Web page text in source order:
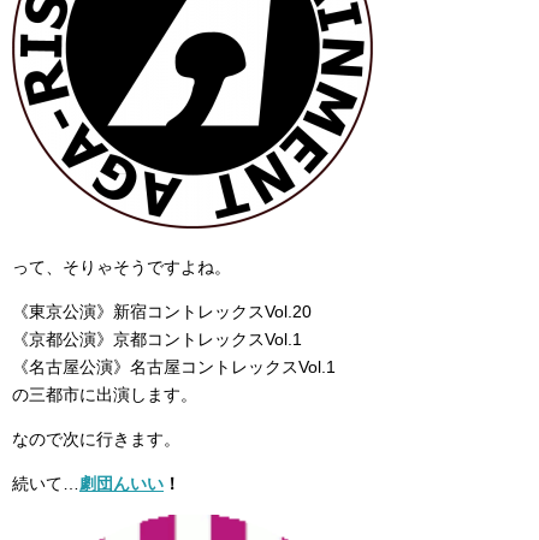
って、そりゃそうですよね。
《東京公演》新宿コントレックスVol.20
《京都公演》京都コントレックスVol.1
《名古屋公演》名古屋コントレックスVol.1
の三都市に出演します。
なので次に行きます。
続いて… 劇団んいい ！